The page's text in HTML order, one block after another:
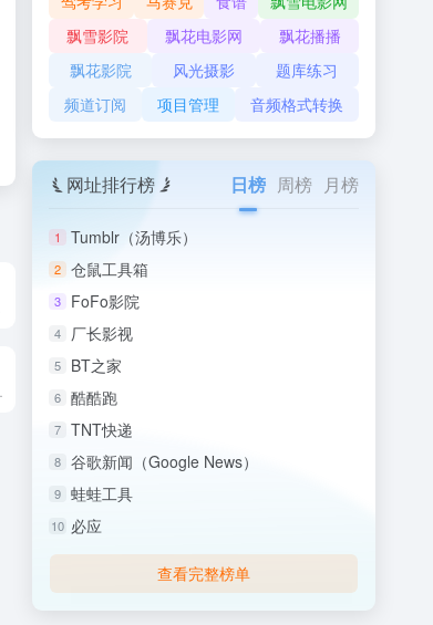
飘雪影院
飘花电影网
飘花播播
飘花影院
风光摄影
题库练习
频道订阅
项目管理 音频格式转换
网址排行榜 日榜 周榜 月榜
1 Tumblr（汤博乐）
2 仓鼠工具箱
3 FoFo影院
4 厂长影视
5 BT之家
6 酷酷跑
7 TNT快递
8 谷歌新闻（Google News）
9 蛙蛙工具
10 必应
查看完整榜单